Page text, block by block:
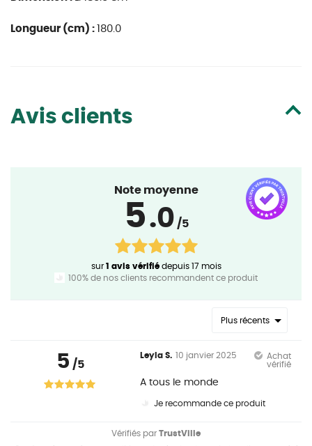
Longueur (cm) : 180.0
Avis clients
Note moyenne
5.0 /5
sur1 avis vérifiédepuis 17 mois
100% de nos clients recommandent ce produit
Plus récents
5 /5
Leyla S. 10 janvier 2025
Achat
vérifié
A tous le monde
Je recommande ce produit
Vérifiés par TrustVille